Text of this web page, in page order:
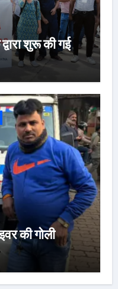
शुरू की गई
की गोली